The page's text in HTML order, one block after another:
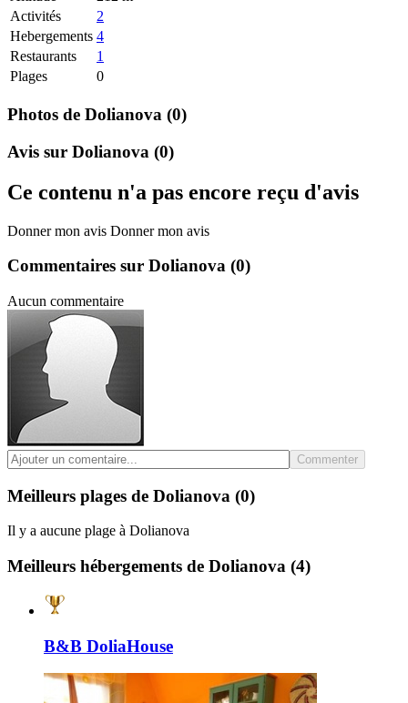
Activités
2
Hebergements 4
Restaurants
1
Plages
0
Photos de Dolianova (0)
Avis sur Dolianova (0)
Ce contenu n'a pas encore reçu d'avis
Donner mon avis Donner mon avis
Commentaires sur Dolianova (0)
Aucun commentaire
Commenter
Meilleurs plages de Dolianova (0)
Il y a aucune plage à Dolianova
Meilleurs hébergements de Dolianova (4)
B&B DoliaHouse